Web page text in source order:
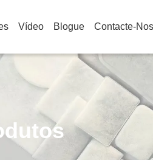
Vídeo Blogue Contacte-Nos